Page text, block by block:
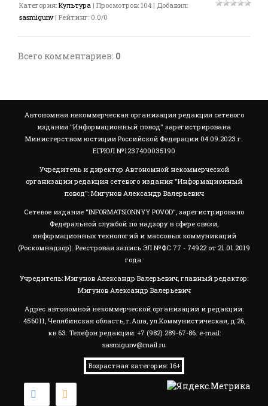
Категория: Культура | Просмотров: 104 | Добавил:
sasmigunv | Рейтинг: 0.0/0
Всего комментариев: 0
Автономная некоммерческая организация редакция сетевого
издания "Информационный повод" зарегистрирована
Министерством юстиции Российской Федерации 04.09.2023 г.
ЕГРЮЛ №1237400035190
Учредитель и директор Автономной некоммерческой
организации редакция сетевого издания "Информационный
повод": Мигунов Александр Валерьевич
Сетевое издание "INFORMATSIONNYY POVOD", зарегистрировано
Федеральной службой по надзору в сфере связи,
информационных технологий и массовых коммуникаций
(Роскомнадзор). Реестровая запись ЭЛ №ФС 77 - 74922 от 21.01.2019
года.
Учредитель: Мигунов Александр Валерьевич, главный редактор:
Мигунов Александр Валерьевич
Адрес автономной некоммерческой организации и редакции:
456011, Челябинская область, г.Аша, ул.Коммунистическая, д.26,
кв.63. Телефон редакции: +7 (982) 289-67-86. e-mail:
sasmigunv@mail.ru
Возрастная категория: 16+